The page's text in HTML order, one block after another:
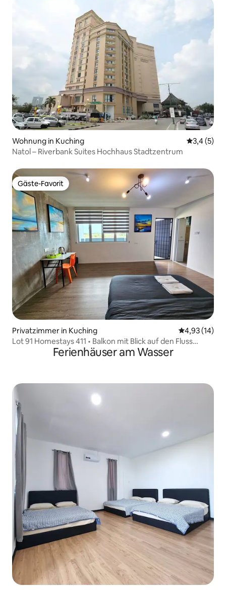
Wohnung in Kuching
3,4 (5)
Natol – Riverbank Suites Hochhaus Stadtzentrum
Gäste-Favorit
Gäste-Favorit
Privatzimmer in Kuching
4,93 (14)
Lot 91 Homestays 411 • Balkon mit Blick auf den Fluss
Ferienhäuser am Wasser